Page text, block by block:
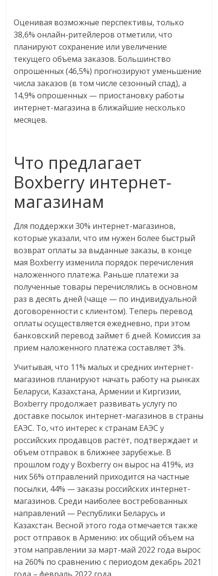
Оценивая возможные перспективы, только
38,6% онлайн-ритейлеров отметили, что
планируют сохранение или увеличение
текущего объема заказов. Большинство
опрошенных (46,5%) прогнозируют уменьшение
числа заказов (в том числе сезонный спад), а
14,9% опрошенных — приостановку работы
интернет-магазина в ближайшие несколько
месяцев.
Что предлагает
Boxberry интернет-
магазинам
Для поддержки 30% интернет-магазинов,
которые указали, что им нужен более быстрый
возврат оплаты за выданные заказы, в конце
мая Boxberry изменила порядок перечисления
наложенного платежа. Раньше платежи за
полученные товары перечислялись в основном
раз в десять дней (чаще — по индивидуальной
договоренности с клиентом). Теперь перевод
оплаты осуществляется ежедневно, при этом
банковский перевод займет 6 дней. Комиссия за
прием наложенного платежа составляет 3%.
Учитывая, что 11% малых и средних интернет-
магазинов планируют начать работу на рынках
Беларуси, Казахстана, Армении и Киргизии,
Boxberry продолжает развивать услугу по
доставке посылок интернет-магазинов в страны
ЕАЭС. То, что интерес к странам ЕАЭС у
российских продавцов растёт, подтверждает и
объем отправок в ближнее зарубежье. В
прошлом году у Boxberry он вырос на 419%, из
них 56% отправлений приходится на частные
посылки, 44% — заказы российских интернет-
магазинов. Среди наиболее востребованных
направлений — Республики Беларусь и
Казахстан. Весной этого года отмечается также
рост отправок в Армению: их общий объем на
этом направлении за март-май 2022 года вырос
на 260% по сравнению с периодом декабрь 2021